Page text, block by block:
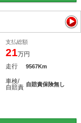
支払総額
21万円
走行 9567Km
車検/
自賠責 自賠責保険無し